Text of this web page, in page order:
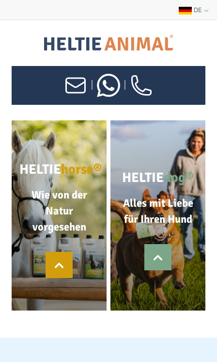
DE
HELTIEhorse®
Wie von der
Natur
vorgesehen
HELTIEdog®
Alles mit Liebe
für Ihren Hund